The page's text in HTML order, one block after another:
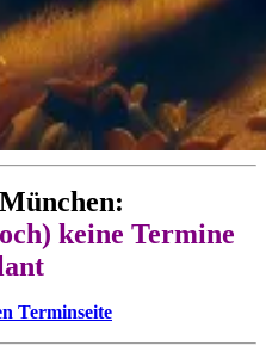
keine Termine
Terminseite